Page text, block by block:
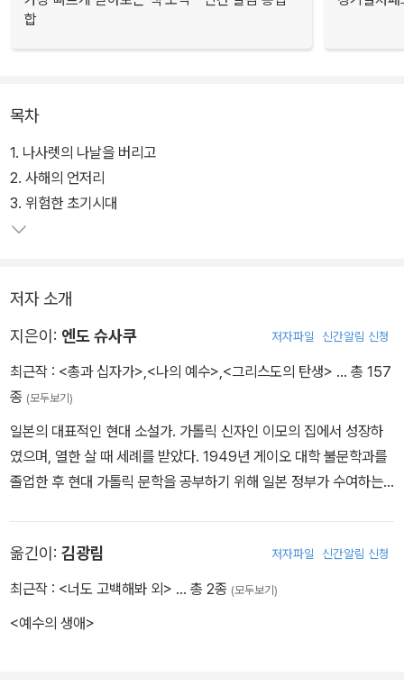
합
목차
1. 나사렛의 나날을 버리고
2. 사해의 언저리
3. 위험한 초기시대
저자 소개
지은이: 엔도 슈사쿠 저자파일 신간알림 신청
최근작 : <총과 십자가>,<나의 예수>,<그리스도의 탄생> … 총 157
종 (모두보기)
일본의 대표적인 현대 소설가. 가톨릭 신자인 이모의 집에서 성장하
였으며, 열한 살 때 세례를 받았다. 1949년 게이오 대학 불문학과를
졸업한 후 현대 가톨릭 문학을 공부하기 위해 일본 정부가 수여하는
5년에 발표한 《하얀 사람》(白ぃ人)으로 아쿠타가와상을 수상했고,
《바다와 독약》으로 신쵸샤 문학상과 마이니치 출판 문화상을 수상하
서 돌아온 후, 유럽의 [신의 세계]를 경험한 [나]가 결국 동양의 [신들
옮긴이: 김광림 저자파일 신간알림 신청
최근작 : <너도 고백해봐 외> … 총 2종 (모두보기)
<예수의 생애>